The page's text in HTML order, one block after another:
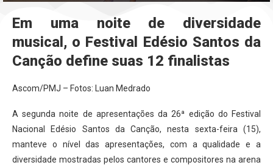
Em uma noite de diversidade
musical, o Festival Edésio Santos da
Canção define suas 12 finalistas
Ascom/PMJ – Fotos: Luan Medrado
A segunda noite de apresentações da 26ª edição do Festival
Nacional Edésio Santos da Canção, nesta sexta-feira (15),
manteve o nível das apresentações, com a qualidade e a
diversidade mostradas pelos cantores e compositores na arena